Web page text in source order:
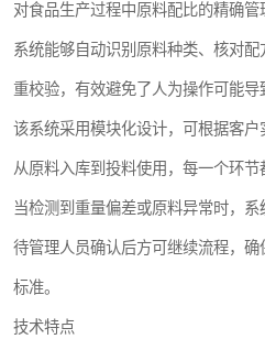
对食品生产过程中原料配比的精确管
系统能够自动识别原料种类、核对
重校验，有效避免了人为操作可能导
该系统采用模块化设计，可根据客户
从原料入库到投料使用，每一个环节
当检测到重量偏差或原料异常时，系
待管理人员确认后方可继续流程，
标准。
技术特点